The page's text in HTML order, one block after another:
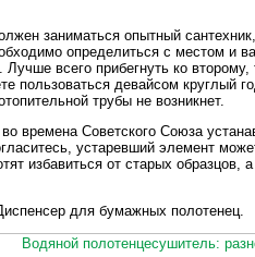
заниматься опытный
определиться с местом и
всего прибегнуть ко
пользоваться девайсом круглый
трубы не возникнет.
времена Советского Союза
устаревший элемент
избавиться от старых образцов,
для бумажных полотенец.